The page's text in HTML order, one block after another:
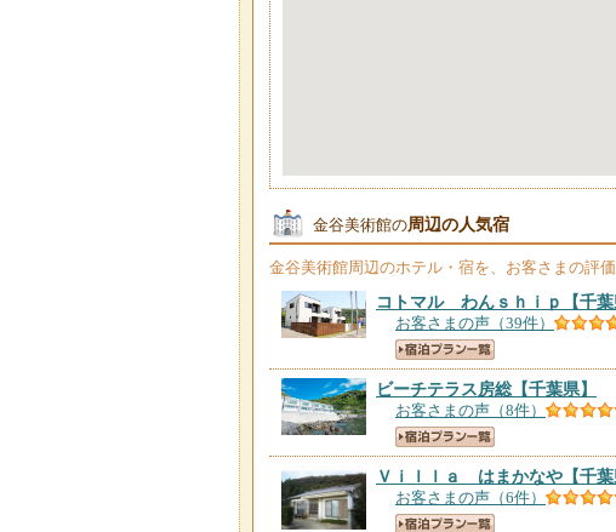
金谷美術館の周辺の人気宿
金谷美術館周辺のホテル・宿を、お客さまの評
コトマル わんｓｈｉｐ 【千葉
お客さまの声（39件）
ビーチテラス房総【千葉県】
お客さまの声（8件）
Ｖｉｌｌａ はまかなや 【千葉
お客さまの声（6件）